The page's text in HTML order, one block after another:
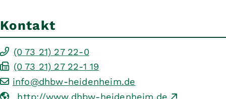
Kontakt
(0 73 21) 27 22-0
(0 73 21) 27 22-1 19
info@dhbw-heidenheim.de
http://www.dhbw-heidenheim.de